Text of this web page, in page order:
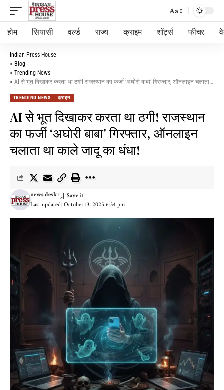
Aa
होम सियासी वर्ल्ड राज्य क्राइम शॉर्ट्स फीचर
Indian Press House
> Blog
> Trending News
> AI से भूत दिखाकर करता था ठगी! राजस्थान का फर्जी ‘अघोरी बाबा’ गिरफ्तार, ऑनलाइन चलाता था काले जादू का धंधा!
TRENDING NEWS क्राइम
AI से भूत दिखाकर करता था ठगी! राजस्थान
का फर्जी ‘अघोरी बाबा’ गिरफ्तार, ऑनलाइन
चलाता था काले जादू का धंधा!
Last updated: October 13, 2025 6:34 pm
news desk